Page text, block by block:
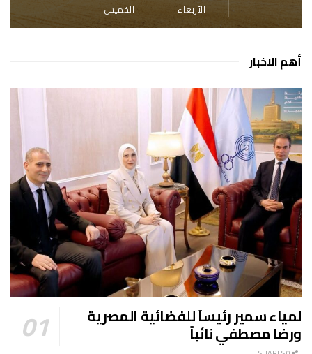
الأربعاء الخميس
أهم الاخبار
لمياء سمير رئيساً للفضائية المصرية
ورضا مصطفي نائباً